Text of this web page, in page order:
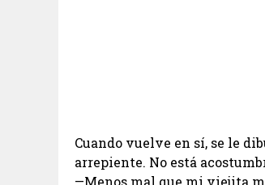
Cuando vuelve en sí, se le
arrepiente. No está
—Menos mal que mi viejita